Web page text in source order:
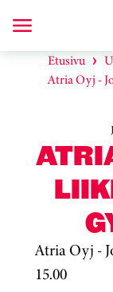
Etusivu
Atria Oyj -
Atria Oyj -
15.00